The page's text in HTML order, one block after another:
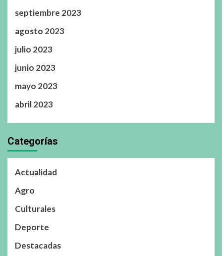
septiembre 2023
agosto 2023
julio 2023
junio 2023
mayo 2023
abril 2023
Categorías
Actualidad
Agro
Culturales
Deporte
Destacadas